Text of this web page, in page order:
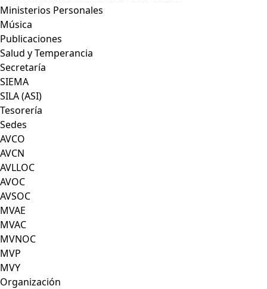
Ministerios Personales
Música
Publicaciones
Salud y Temperancia
Secretaría
SIEMA
SILA (ASI)
Tesorería
Sedes
AVCO
AVCN
AVLLOC
AVOC
AVSOC
MVAE
MVAC
MVNOC
MVP
MVY
Organización